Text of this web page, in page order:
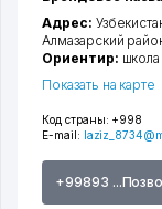
Код страны: +998
E-mail:
+99893
Адрес:
Алмазарский
Ориентир:
Показать на карте